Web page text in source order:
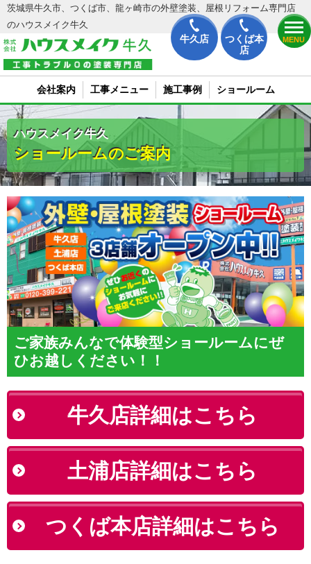
牛久店
つくば本
店
MENU
茨城県牛久市、つくば市、龍ヶ崎市の外壁塗装、屋根リフォーム専門店
のハウスメイク牛久
会社案内 工事メニュー 施工事例 ショールーム
ハウスメイク牛久
ショールームのご案内
ご家族みんなで体験型ショールームにぜ
ひお越しください！！
牛久店詳細はこちら
土浦店詳細はこちら
つくば本店詳細はこちら